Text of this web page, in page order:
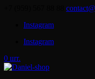
Instagram
Instagram
0 шт.